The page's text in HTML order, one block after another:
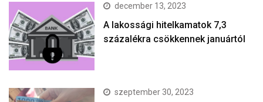
december 13, 2023
A lakossági hitelkamatok 7,3
százalékra csökkennek januártól
szeptember 30, 2023